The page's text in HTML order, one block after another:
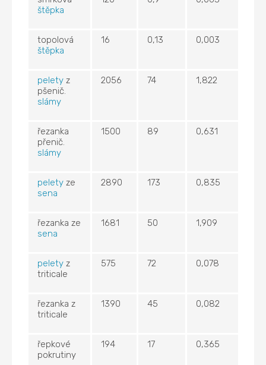
štěpka
topolová
štěpka
16 0,13 0,003
peletyz
pšenič.
slámy
2056 74 1,822
řezanka
přenič.
slámy
1500 89 0,631
peletyze
sena
2890 173 0,835
řezanka ze
sena
1681 50 1,909
peletyz
triticale
575 72 0,078
řezanka z
triticale
1390 45 0,082
řepkové
pokrutiny
194 17 0,365